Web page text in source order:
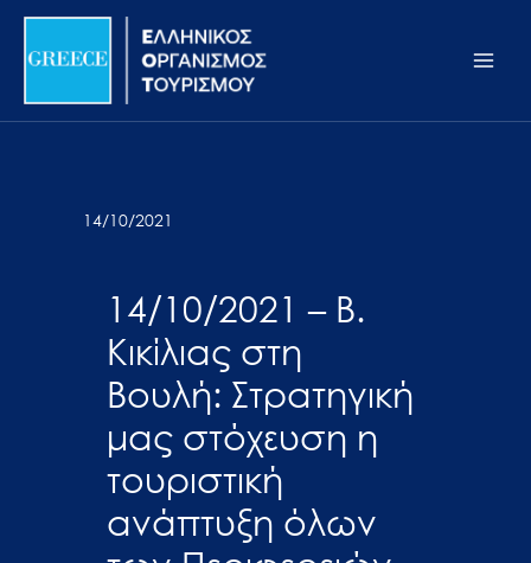
Σημείωση:
ιστότοπος
προσβασιμότητας.
Μετάβαση
περιεχόμενο
14/10/2021
14/10/2021 – Β.
Κικίλιας στη
Βουλή: Στρατηγική
μας στόχευση η
τουριστική
ανάπτυξη όλων